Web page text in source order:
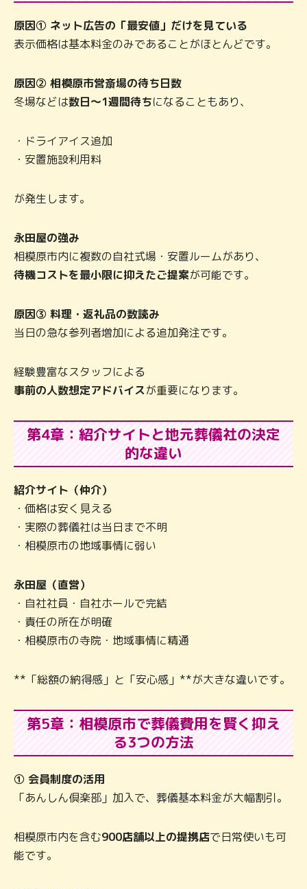
原因① ネット広告の「最安値」だけを見ている
表示価格は基本料金のみであることがほとんどです。
原因② 相模原市営斎場の待ち日数
冬場などは数日〜1週間待ちになることもあり、
・ドライアイス追加
・安置施設利用料
が発生します。
永田屋の強み
相模原市内に複数の自社式場・安置ルームがあり、
待機コストを最小限に抑えたご提案が可能です。
原因③ 料理・返礼品の数読み
当日の急な参列者増加による追加発注です。
経験豊富なスタッフによる
事前の人数想定アドバイスが重要になります。
第4章：紹介サイトと地元葬儀社の決定
的な違い
紹介サイト（仲介）
・価格は安く見える
・実際の葬儀社は当日まで不明
・相模原市の地域事情に弱い
永田屋（直営）
・自社社員・自社ホールで完結
・責任の所在が明確
・相模原市の寺院・地域事情に精通
**「総額の納得感」と「安心感」**が大きな違いです。
第5章：相模原市で葬儀費用を賢く抑え
る3つの方法
① 会員制度の活用
「あんしん倶楽部」加入で、葬儀基本料金が大幅割引。
相模原市内を含む900店舗以上の提携店で日常使いも可
能です。